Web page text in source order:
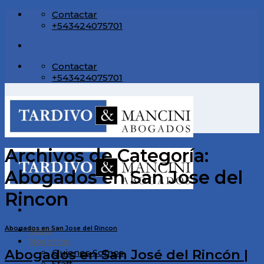
Skip
Contactar
+543424075701
Contactar
+543424075701
Inicio
Nosotros
Quienes Somos
Archivos de Categoría:
Abogados en San Jose del
Rincon
Abogados en San Jose del Rincon
Abogados en San José del Rincón |